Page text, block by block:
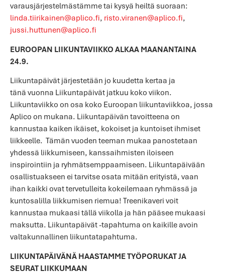
varausjärjestelmästämme tai kysyä heiltä suoraan:
linda.tiirikainen@aplico.fi, risto.viranen@aplico.fi,
jussi.huttunen@aplico.fi
EUROOPAN LIIKUNTAVIIKKO ALKAA MAANANTAINA
24.9.
Liikuntapäivät järjestetään jo kuudetta kertaa ja
tänä vuonna Liikuntapäivät jatkuu koko viikon.
Liikuntaviikko on osa koko Euroopan liikuntaviikkoa, jossa
Aplico on mukana. Liikuntapäivän tavoitteena on
kannustaa kaiken ikäiset, kokoiset ja kuntoiset ihmiset
liikkeelle. Tämän vuoden teeman mukaa panostetaan
yhdessä liikkumiseen, kanssaihmisten iloiseen
inspirointiin ja ryhmätsemppaamiseen. Liikuntapäivään
osallistuakseen ei tarvitse osata mitään erityistä, vaan
ihan kaikki ovat tervetulleita kokeilemaan ryhmässä ja
kuntosalilla liikkumisen riemua! Treenikaveri voit
kannustaa mukaasi tällä viikolla ja hän pääsee mukaasi
maksutta. Liikuntapäivät -tapahtuma on kaikille avoin
valtakunnallinen liikuntatapahtuma.
LIIKUNTAPÄIVÄNÄ HAASTAMME TYÖPORUKAT JA
SEURAT LIIKKUMAAN